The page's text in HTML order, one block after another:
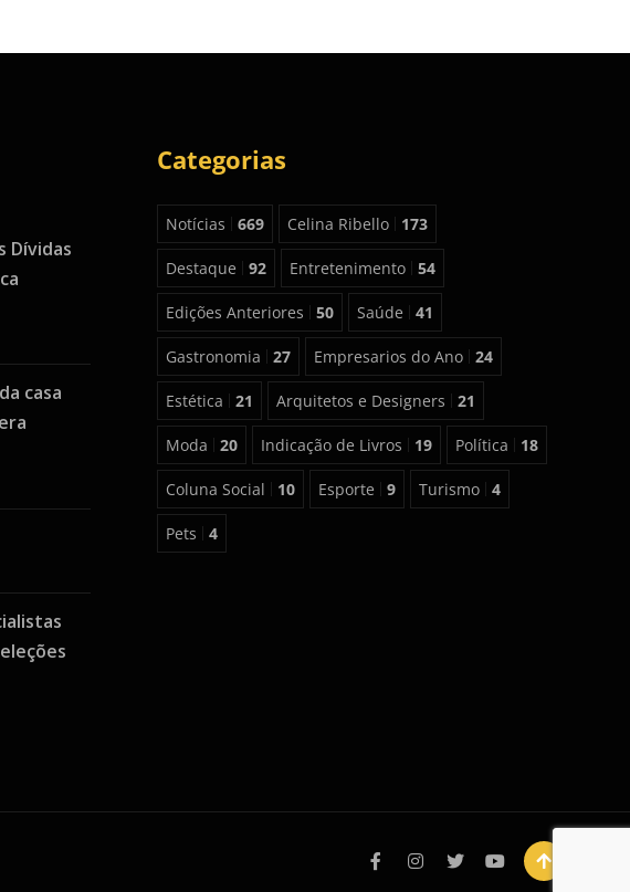
Dívidas
casa
Categorias
Notícias 669 Celina Ribello 173
Destaque 92 Entretenimento 54
Edições Anteriores 50 Saúde 41
Gastronomia 27 Empresarios do Ano 24
Estética 21 Arquitetos e Designers 21
Moda 20 Indicação de Livros 19 Política 18
Coluna Social 10 Esporte 9 Turismo 4
Pets 4